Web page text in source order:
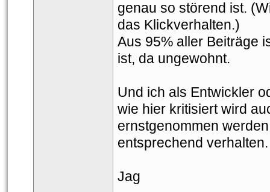
genau so störend ist.
das Klickverhalten.)
Aus 95% aller Beiträge
ist, da ungewohnt.
Und ich als Entwickler
wie hier kritisiert wird
ernstgenommen
entsprechend verhalten.
Jag